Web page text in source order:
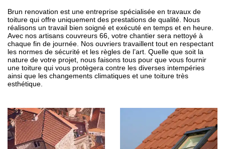
Brun renovation est une entreprise spécialisée en travaux de
toiture qui offre uniquement des prestations de qualité. Nous
réalisons un travail bien soigné et exécuté en temps et en heure.
Avec nos artisans couvreurs 66, votre chantier sera nettoyé à
chaque fin de journée. Nos ouvriers travaillent tout en respectant
les normes de sécurité et les règles de l’art. Quelle que soit la
nature de votre projet, nous faisons tous pour que vous fournir
une toiture qui vous protègera contre les diverses intempéries
ainsi que les changements climatiques et une toiture très
esthétique.